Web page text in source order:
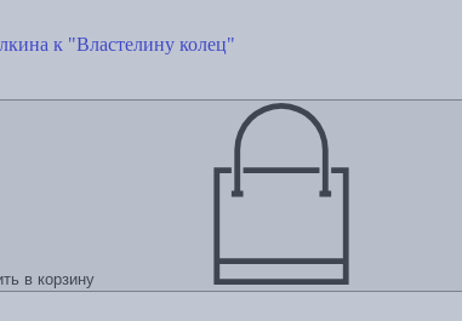
к "Властелину колец"
в корзину